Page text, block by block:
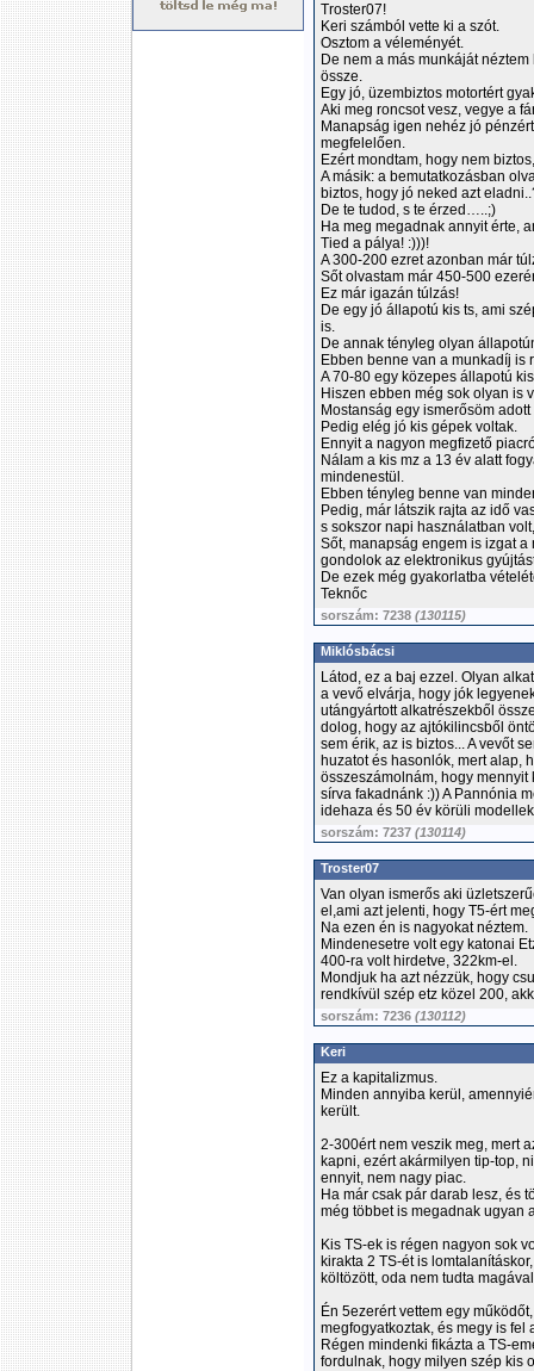
Troster07!
Keri számból vette ki a szót.
Osztom a véleményét.
De nem a más munkáját
össze.
Egy jó, üzembiztos motortért
Aki meg roncsot vesz, vegye a
Manapság igen nehéz jó
megfelelően.
Ezért mondtam, hogy nem
A másik: a bemutatkozásban
biztos, hogy jó neked azt
De te tudod, s te érzed…..;)
Ha meg megadnak annyit érte,
Tied a pálya! :)))!
A 300-200 ezret azonban már
Sőt olvastam már 450-500
Ez már igazán túlzás!
De egy jó állapotú kis ts, ami
is.
De annak tényleg olyan
Ebben benne van a munkadíj is
A 70-80 egy közepes állapotú
Hiszen ebben még sok olyan is
Mostanság egy ismerősöm
Pedig elég jó kis gépek voltak.
Ennyit a nagyon megfizető
Nálam a kis mz a 13 év alatt
mindenestül.
Ebben tényleg benne van
Pedig, már látszik rajta az idő
s sokszor napi használatban
Sőt, manapság engem is izgat a
gondolok az elektronikus
De ezek még gyakorlatba
Teknőc
sorszám: 7238 (130115)
Miklósbácsi
Látod, ez a baj ezzel. Olyan
a vevő elvárja, hogy jók
utángyártott alkatrészekből
dolog, hogy az ajtókilincsből
sem érik, az is biztos... A vevőt
huzatot és hasonlók, mert alap,
összeszámolnám, hogy
sírva fakadnánk :)) A Pannónia
idehaza és 50 év körüli
sorszám: 7237 (130114)
Troster07
Van olyan ismerős aki
el,ami azt jelenti, hogy T5-ért
Na ezen én is nagyokat néztem.
Mindenesetre volt egy katonai
400-ra volt hirdetve, 322km-el.
Mondjuk ha azt nézzük, hogy
rendkívül szép etz közel 200,
sorszám: 7236 (130112)
Keri
Ez a kapitalizmus.
Minden annyiba kerül,
került.
2-300ért nem veszik meg, mert
kapni, ezért akármilyen tip-top,
ennyit, nem nagy piac.
Ha már csak pár darab lesz, és
még többet is megadnak ugyan
Kis TS-ek is régen nagyon sok
kirakta 2 TS-ét is
költözött, oda nem tudta
Én 5ezerért vettem egy
megfogyatkoztak, és megy is fel
Régen mindenki fikázta a TS-
fordulnak, hogy milyen szép kis